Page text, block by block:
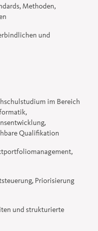
Methoden,
und
im Bereich
Qualifikation
Priorisierung
und strukturierte